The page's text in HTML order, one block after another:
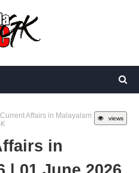
views
Affairs in Malayalam
in